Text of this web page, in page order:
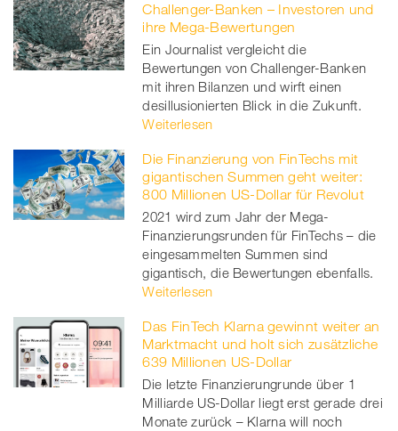
Challenger-Banken – Investoren und
ihre Mega-Bewertungen
Ein Journalist vergleicht die
Bewertungen von Challenger-Banken
mit ihren Bilanzen und wirft einen
desillusionierten Blick in die Zukunft.
Weiterlesen
Die Finanzierung von FinTechs mit
gigantischen Summen geht weiter:
800 Millionen US-Dollar für Revolut
2021 wird zum Jahr der Mega-
Finanzierungsrunden für FinTechs – die
eingesammelten Summen sind
gigantisch, die Bewertungen ebenfalls.
Weiterlesen
Das FinTech Klarna gewinnt weiter an
Marktmacht und holt sich zusätzliche
639 Millionen US-Dollar
Die letzte Finanzierungrunde über 1
Milliarde US-Dollar liegt erst gerade drei
Monate zurück – Klarna will noch